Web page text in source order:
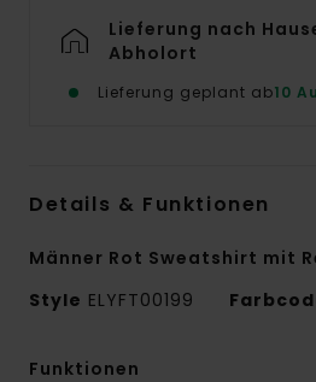
Lieferung nach
Abholort
Lieferung geplant ab10
Details & Funktionen
Männer Rot Sweatshirt mit
Style ELYFT00199
Funktionen